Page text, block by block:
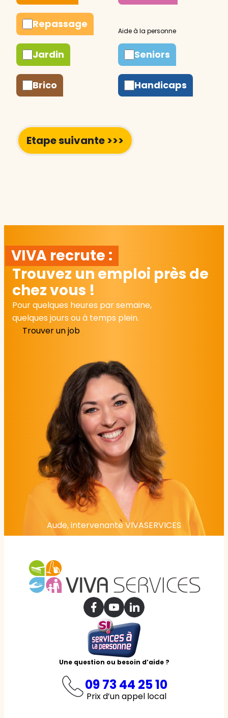
Repassage
Jardin
Brico
Seniors
Handicaps
VIVA recrute :
Trouvez un emploi près de
chez vous !
Pour quelques heures par semaine,
quelques jours ou à temps plein.
Trouver un job
Aude, intervenante VIVASERVICES
Une question ou besoin d’aide ?
09 73 44 25 10
Prix d’un appel local